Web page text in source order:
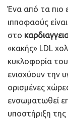
Ένα από τα πιο
ιπποφαούς
στο
«κακής» LDL
κυκλοφορία
ενισχύουν την
ορισμένες
ενσωματωθεί
υποστήριξη της